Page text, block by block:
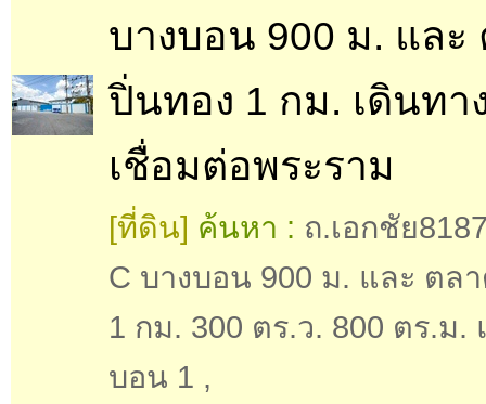
บางบอน 900 ม. และ
ปิ่นทอง 1 กม. เดินทา
เชื่อมต่อพระราม
[ที่ดิน] ค้นหา : ถ.เอกชัย
C บางบอน 900 ม. และ ตล
1 กม. 300 ตร.ว. 800 ตร.ม.
บอน 1 ,